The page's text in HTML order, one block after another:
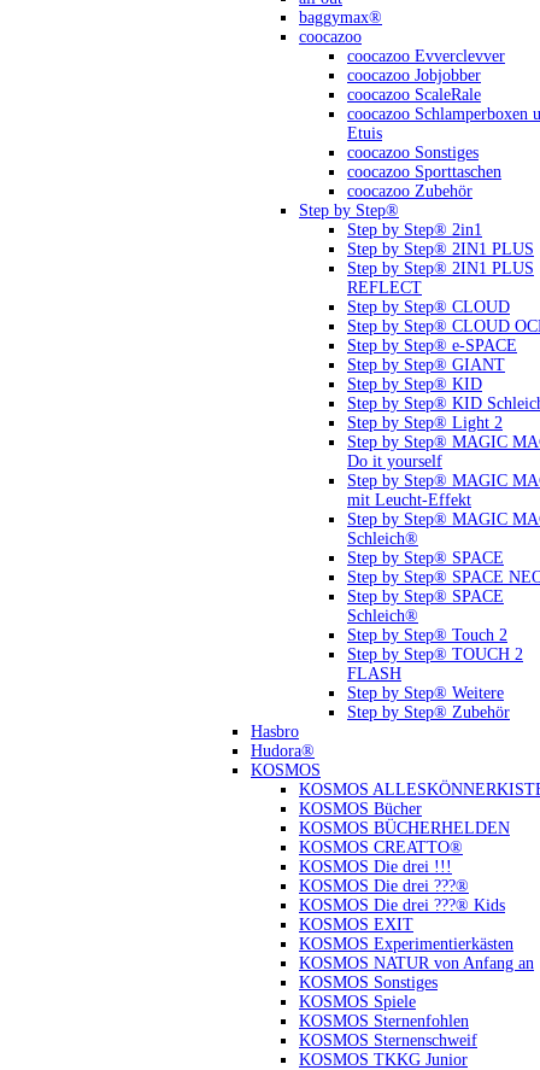
baggymax®
coocazoo
coocazoo Evverclevver
coocazoo Jobjobber
coocazoo ScaleRale
coocazoo Schlamperboxen
Etuis
coocazoo Sonstiges
coocazoo Sporttaschen
coocazoo Zubehör
Step by Step®
Step by Step® 2in1
Step by Step® 2IN1 PLUS
Step by Step® 2IN1 PLUS
REFLECT
Step by Step® CLOUD
Step by Step® CLOUD
Step by Step® e-SPACE
Step by Step® GIANT
Step by Step® KID
Step by Step® KID
Step by Step® Light 2
Step by Step® MAGIC
Do it yourself
Step by Step® MAGIC
mit Leucht-Effekt
Step by Step® MAGIC
Schleich®
Step by Step® SPACE
Step by Step® SPACE
Step by Step® SPACE
Schleich®
Step by Step® Touch 2
Step by Step® TOUCH 2
FLASH
Step by Step® Weitere
Step by Step® Zubehör
Hasbro
Hudora®
KOSMOS
KOSMOS
KOSMOS Bücher
KOSMOS BÜCHERHELDEN
KOSMOS CREATTO®
KOSMOS Die drei !!!
KOSMOS Die drei ???®
KOSMOS Die drei ???® Kids
KOSMOS EXIT
KOSMOS Experimentierkästen
KOSMOS NATUR von Anfang an
KOSMOS Sonstiges
KOSMOS Spiele
KOSMOS Sternenfohlen
KOSMOS Sternenschweif
KOSMOS TKKG Junior